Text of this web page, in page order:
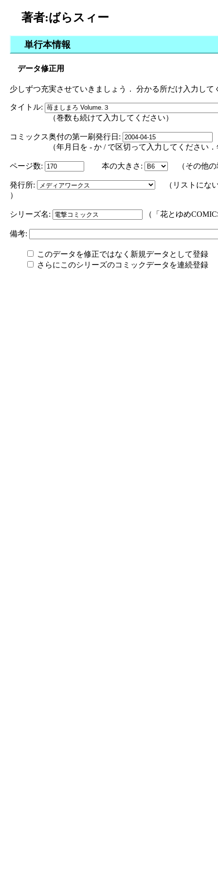
著者:ばらスィー
単行本情報
データ修正用
少しずつ充実させていきましょう． 分かる所だけ入力し
タイトル:
（巻数も続けて入力してください）
コミックス奥付の第一刷発行日:
（年月日を - か / で区切って入力してください．年
ページ数: 本の大きさ: （その他の
発行所:
（リストにな
）
シリーズ名: （「花とゆめ
備考:
このデータを修正ではなく新規データとして登録
さらにこのシリーズのコミックデータを連続登録